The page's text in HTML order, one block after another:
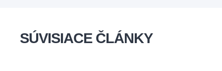
SÚVISIACE ČLÁNKY